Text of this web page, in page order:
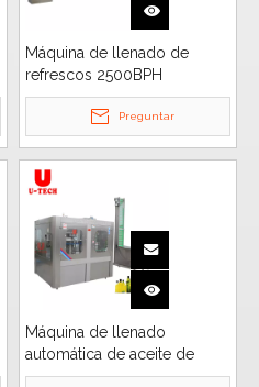
Máquina de llenado de
refrescos 2500BPH
Preguntar
Máquina de llenado
automática de aceite de
cocina 5000BPH